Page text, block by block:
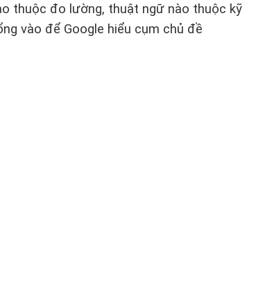
thuộc đo lường, thuật ngữ nào thuộc kỹ
vào để Google hiểu cụm chủ đề